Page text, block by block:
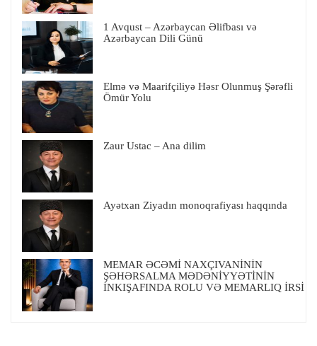
1 Avqust – Azərbaycan Əlifbası və
Azərbaycan Dili Günü
Elmə və Maarifçiliyə Həsr Olunmuş Şərəfli
Ömür Yolu
Zaur Ustac – Ana dilim
Ayətxan Ziyadın monoqrafiyası haqqında
MEMAR ƏCƏMİ NAXÇIVANİNİN
ŞƏHƏRSALMA MƏDƏNİYYƏTİNİN
İNKIŞAFINDA ROLU VƏ MEMARLIQ İRSİ